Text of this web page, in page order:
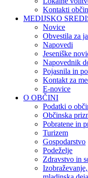
Kontakti
MEDIJSKO
Novice
Obvestila za
Napovedi
Jeseniške
Napovednik
Pojasnila in
Kontakt za
E-novice
O OBČINI
Podatki o
Občinska
Pobratene in
Turizem
Gospodarstvo
Podeželje
Zdravstvo in